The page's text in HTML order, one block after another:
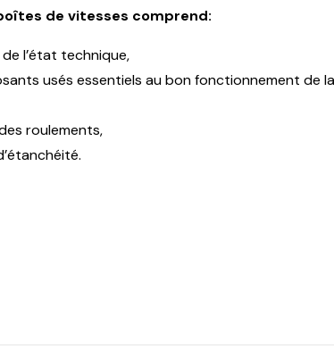
de vitesses comprend:
l’état technique,
usés essentiels au bon fonctionnement de
roulements,